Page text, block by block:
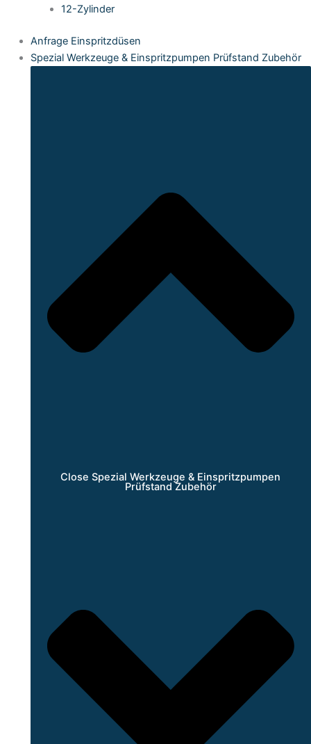
12-Zylinder
Anfrage Einspritzdüsen
Spezial Werkzeuge & Einspritzpumpen Prüfstand Zubehör
Close Spezial Werkzeuge & Einspritzpumpen
Prüfstand Zubehör